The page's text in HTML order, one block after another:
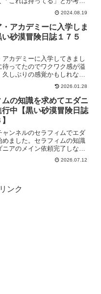
ど、称号も取れるって事を理
ｗどうも勘違いのようでし
、この先は依頼は全部受けて
ー。
2024.08.19
アカデミーに入学しま
い砂漠冒険日誌１７５
アカデミーに入学してきまし
待ってたのでワクワク感が溢
久しぶりの感覚かもしれな
入学するにあたって気になっ
あったり、授業を受けながら
ったところも確認してきまし
2026.01.28
ムの知識を求めてエダニ
行中【黒い砂漠冒険日誌
ャンネルのセラフィムでエダ
めました。セラフィムの知識
アのメイン依頼完了しない
のがあるので、思い出したか
めてました。ただ、エダニア
2026.07.12
ンク